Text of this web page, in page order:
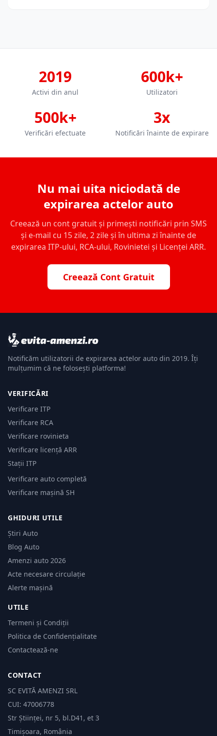
2019
Activi din anul
600k+
Utilizatori
500k+
Verificări efectuate
3x
Notificări înainte de expirare
Nu mai uita niciodată de
expirarea actelor auto
Creează un cont gratuit și primești notificări prin SMS
și e-mail cu 15 zile, 2 zile și în ultima zi înainte de
expirarea ITP-ului, RCA-ului, Rovinietei și Licenței ARR.
Creează Cont Gratuit
Notificăm utilizatorii de expirarea actelor auto din 2019. Îți
mulțumim că ne folosești platforma!
VERIFICĂRI
Verificare ITP
Verificare RCA
Verificare rovinieta
Verificare licență ARR
Stații ITP
Verificare auto completă
Verificare mașină SH
GHIDURI UTILE
Știri Auto
Blog Auto
Amenzi auto 2026
Acte necesare circulație
Alerte mașină
UTILE
Termeni și Condiții
Politica de Confidențialitate
Contactează-ne
CONTACT
SC EVITĂ AMENZI SRL
CUI: 47006778
Str Științei, nr 5, bl.D41, et 3
Timișoara, România